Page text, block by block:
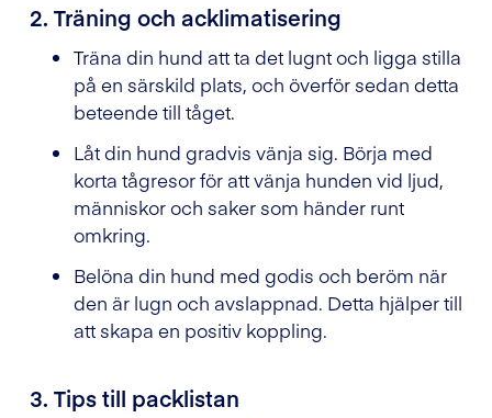
2. Träning och acklimatisering
Träna din hund att ta det lugnt och ligga stilla
på en särskild plats, och överför sedan detta
beteende till tåget.
Låt din hund gradvis vänja sig. Börja med
korta tågresor för att vänja hunden vid ljud,
människor och saker som händer runt
omkring.
Belöna din hund med godis och beröm när
den är lugn och avslappnad. Detta hjälper till
att skapa en positiv koppling.
3. Tips till packlistan